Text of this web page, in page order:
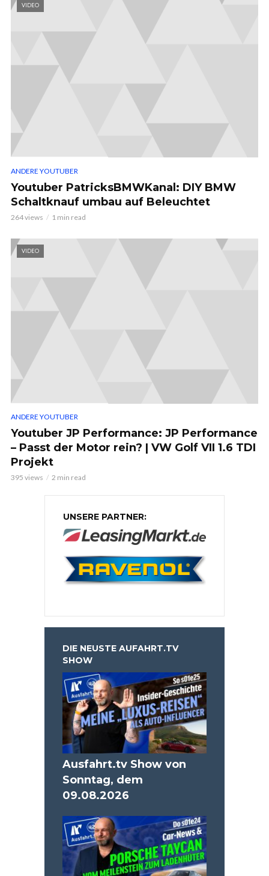
VIDEO
ANDERE YOUTUBER
Youtuber PatricksBMWKanal: DIY BMW
Schaltknauf umbau auf Beleuchtet
264 views 1 min read
VIDEO
ANDERE YOUTUBER
Youtuber JP Performance: JP Performance
– Passt der Motor rein? | VW Golf VII 1.6 TDI
Projekt
395 views 2 min read
UNSERE PARTNER:
DIE NEUSTE AUFAHRT.TV
SHOW
Ausfahrt.tv Show von
Sonntag, dem
09.08.2026